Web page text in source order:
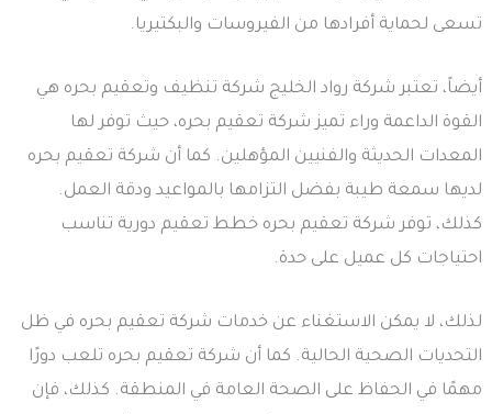
تسعى لحماية أفرادها من الفيروسات والبكتيريا.
أيضاً، تعتبر شركة رواد الخليج شركة تنظيف وتعقيم بحره هي
القوة الداعمة وراء تميز شركة تعقيم بحره، حيث توفر لها
المعدات الحديثة والفنيين المؤهلين. كما أن شركة تعقيم بحره
لديها سمعة طيبة بفضل التزامها بالمواعيد ودقة العمل.
كذلك، توفر شركة تعقيم بحره خطط تعقيم دورية تناسب
احتياجات كل عميل على حدة.
لذلك، لا يمكن الاستغناء عن خدمات شركة تعقيم بحره في ظل
التحديات الصحية الحالية. كما أن شركة تعقيم بحره تلعب دورًا
مهمًا في الحفاظ على الصحة العامة في المنطقة. كذلك، فإن